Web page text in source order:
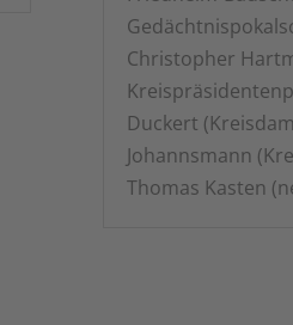
Christopher
Duckert
Johannsmann
Thomas Kasten